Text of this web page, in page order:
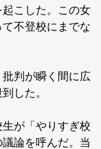
こした。この女
不登校にまでな
批判が瞬く間に広
した。
が「やりすぎ校
論を呼んだ。当